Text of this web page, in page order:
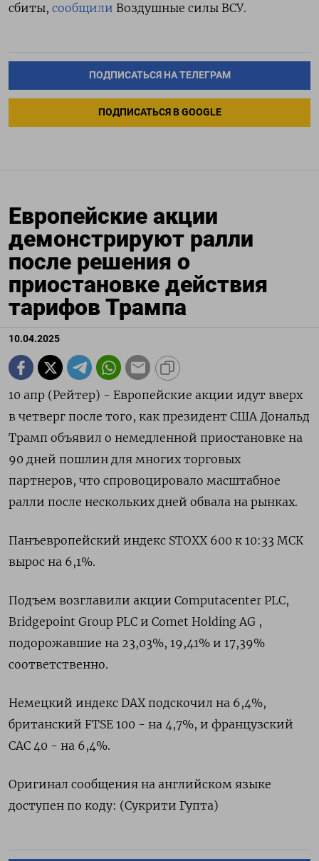
сбиты, сообщили Воздушные силы ВСУ.
ПОДПИСАТЬСЯ НА ТЕЛЕГРАМ
ПОДПИСАТЬСЯ В GOOGLE
Европейские акции
демонстрируют ралли
после решения о
приостановке действия
тарифов Трампа
10.04.2025
10 апр (Рейтер) - Европейские акции идут вверх
в четверг после того, как президент США Дональд
Трамп объявил о немедленной приостановке на
90 дней пошлин для многих торговых
партнеров, что спровоцировало масштабное
ралли после нескольких дней обвала на рынках.
Панъевропейский индекс STOXX 600 к 10:33 МСК
вырос на 6,1%.
Подъем возглавили акции Computacenter PLC,
Bridgepoint Group PLC и Comet Holding AG ,
подорожавшие на 23,03%, 19,41% и 17,39%
соответственно.
Немецкий индекс DAX подскочил на 6,4%,
британский FTSE 100 - на 4,7%, и французский
CAC 40 - на 6,4%.
Оригинал сообщения на английском языке
доступен по коду: (Сукрити Гупта)